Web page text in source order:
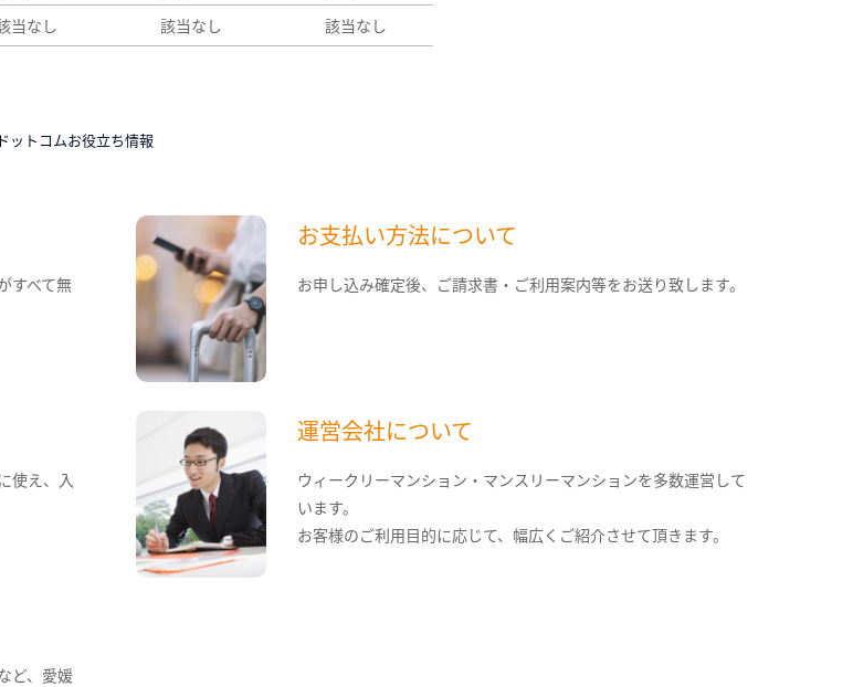
当なし 該当なし 該当なし
ットコムお役立ち情報
すべて無
お支払い方法について
お申し込み確定後、ご請求書・ご利用案内等をお送り致します。
使え、入
運営会社について
ウィークリーマンション・マンスリーマンションを多数運営して
います。
お客様のご利用目的に応じて、幅広くご紹介させて頂きます。
ど、愛媛